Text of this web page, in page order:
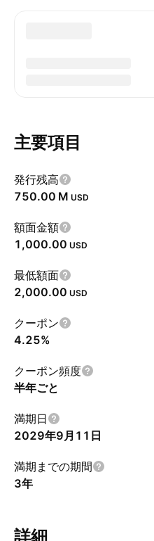
主要項目
発行残高
‪750.00 M‬ USD
額面金額
1,000.00 USD
最低額面
2,000.00 USD
クーポン
4.25%
クーポン頻度
半年ごと
満期日
2029年9月11日
満期までの期間
3年
詳細